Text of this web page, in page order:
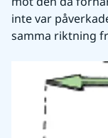
inte var
samma riktning